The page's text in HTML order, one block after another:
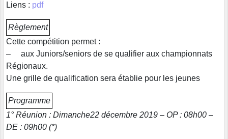
Liens : pdf
Règlement
Cette compétition permet :
– aux Juniors/seniors de se qualifier aux championnats
Régionaux.
Une grille de qualification sera établie pour les jeunes
Programme
1° Réunion : Dimanche22 décembre 2019 – OP : 08h00 –
DE : 09h00 (*)